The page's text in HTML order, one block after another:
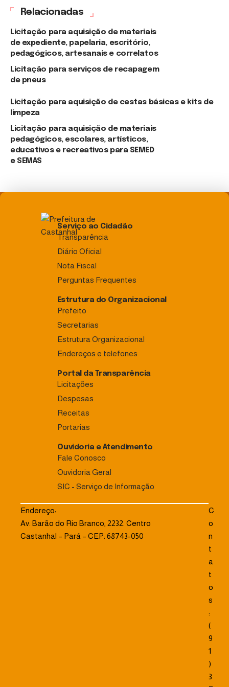
Relacionadas
Licitação para aquisição de materiais
de expediente, papelaria, escritório,
pedagógicos, artesanais e correlatos
Licitação para serviços de recapagem
de pneus
Licitação para aquisição de cestas básicas e kits de
limpeza
Licitação para aquisição de materiais
pedagógicos, escolares, artísticos,
educativos e recreativos para SEMED
e SEMAS
Serviço ao Cidadão
Transparência
Diário Oficial
Nota Fiscal
Perguntas Frequentes
Estrutura do Organizacional
Prefeito
Secretarias
Estrutura Organizacional
Endereços e telefones
Portal da Transparência
Licitações
Despesas
Receitas
Portarias
Ouvidoria e Atendimento
Fale Conosco
Ouvidoria Geral
SIC - Serviço de Informação
Endereço:
Av. Barão do Rio Branco, 2232. Centro
Castanhal – Pará – CEP: 68743-050
C
o
n
t
a
t
o
s
:
(
9
1
)
3